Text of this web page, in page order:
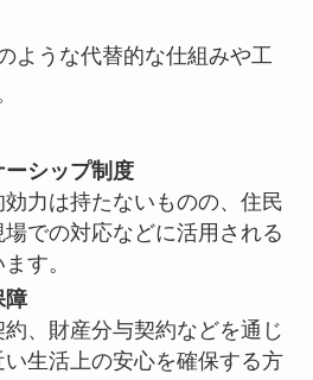
ような代替的な仕組みや工
ーシップ制度
力は持たないものの、住民
での対応などに活用される
す。
障
、財産分与契約などを通じ
生活上の安心を確保する方